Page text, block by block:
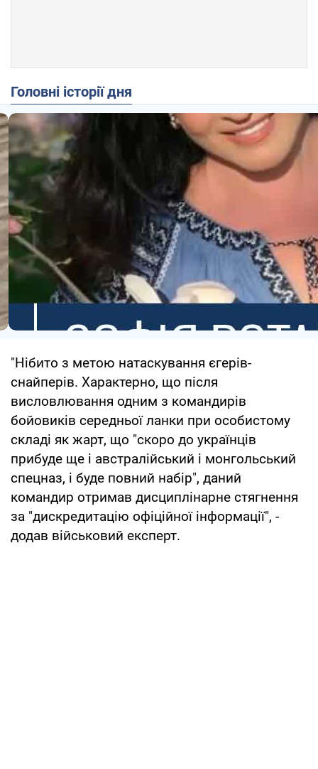
Головні історії дня
"Нібито з метою натаскування єгерів-
снайперів. Характерно, що після
висловлювання одним з командирів
бойовиків середньої ланки при особистому
складі як жарт, що "скоро до українців
прибуде ще і австралійський і монгольський
спецназ, і буде повний набір", даний
командир отримав дисциплінарне стягнення
за "дискредитацію офіційної інформації", -
додав військовий експерт.